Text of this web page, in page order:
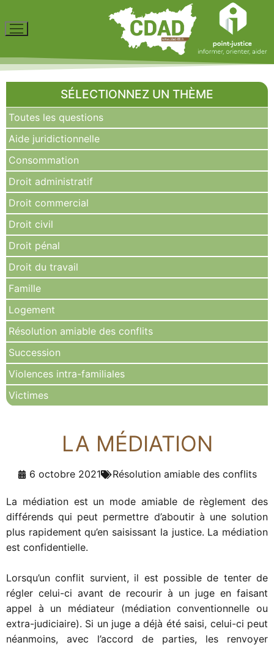
SÉLECTIONNEZ UN THÈME
Toutes les questions
Aide juridictionnelle
Consommation
Droit administratif
Droit commercial
Droit civil
Droit pénal
Droit du travail
Famille
Logement
Résolution amiable des conflits
Succession
Violences intra-familiales
Victimes
LA MÉDIATION
6 octobre 2021 Résolution amiable des conflits
La médiation est un mode amiable de règlement des
différends qui peut permettre d’aboutir à une solution
plus rapidement qu’en saisissant la justice. La médiation
est confidentielle.
Lorsqu’un conflit survient, il est possible de tenter de
régler celui-ci avant de recourir à un juge en faisant
appel à un médiateur (médiation conventionnelle ou
extra-judiciaire). Si un juge a déjà été saisi, celui-ci peut
néanmoins, avec l’accord de parties, les renvoyer